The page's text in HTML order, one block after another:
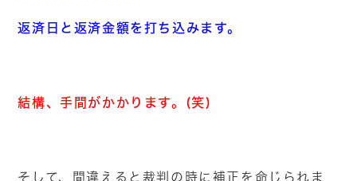
返済日と返済金額を打ち込みます。
結構、手間がかかります。(笑)
そして、間違えると裁判の時に補正を命じられま